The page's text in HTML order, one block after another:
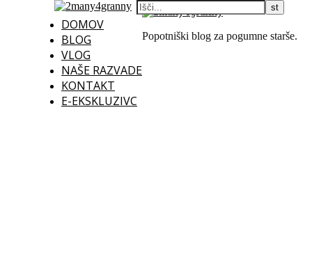
DOMOV
BLOG
VLOG
NAŠE RAZVADE
KONTAKT
E-EKSKLUZIVC
Popotniški blog za pogumne starše.